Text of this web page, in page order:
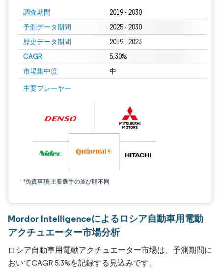
調査期間 2019 - 2030
予測データ期間 2025 - 2030
歴史データ期間 2019 - 2023
CAGR 5.30%
市場集中度 中
主要プレーヤー
*免責事項:主要選手の並び順不同
Mordor Intelligenceによるロシア自動車用電動
アクチュエーター市場分析
ロシア自動車用電動アクチュエーター市場は、予測期間に
おいてCAGR 5.3%を記録する見込みです。